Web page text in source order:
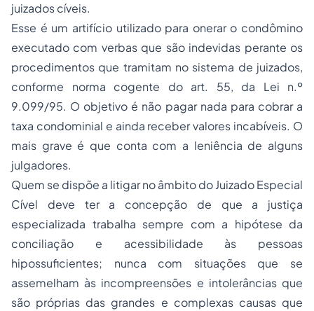
juizados cíveis.
Esse é um artifício utilizado para onerar o condômino
executado com verbas que são indevidas perante os
procedimentos que tramitam no sistema de juizados,
conforme norma cogente do art. 55, da Lei n.º
9.099/95. O objetivo é não pagar nada para cobrar a
taxa condominial e ainda receber valores incabíveis. O
mais grave é que conta com a leniência de alguns
julgadores.
Quem se dispõe a litigar no âmbito do Juizado Especial
Cível deve ter a concepção de que a justiça
especializada trabalha sempre com a hipótese da
conciliação e acessibilidade às pessoas
hipossuficientes; nunca com situações que se
assemelham às incompreensões e intolerâncias que
são próprias das grandes e complexas causas que